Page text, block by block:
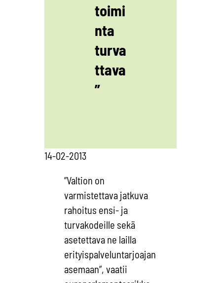
toimi
nta
turva
ttava
”
14-02-2013
”Valtion on
varmistettava jatkuva
rahoitus ensi- ja
turvakodeille sekä
asetettava ne lailla
erityispalveluntarjoajan
asemaan”, vaatii